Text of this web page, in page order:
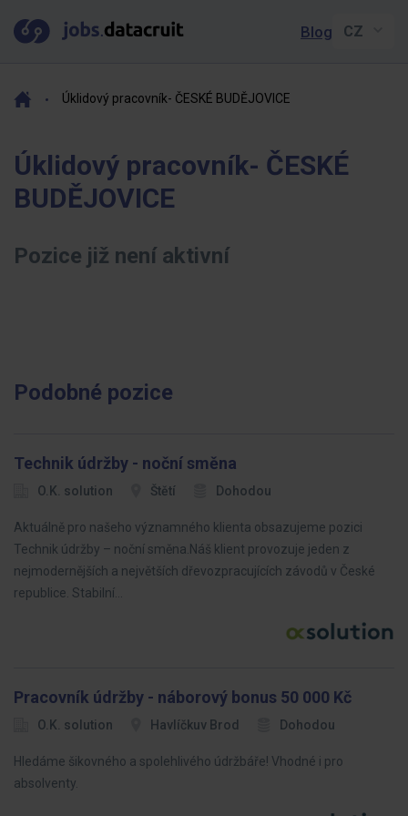
Blog
Úklidový pracovník- ČESKÉ BUDĚJOVICE
Úklidový pracovník- ČESKÉ
BUDĚJOVICE
Pozice již není aktivní
Podobné pozice
Technik údržby - noční směna
O.K. solution Štětí Dohodou
Aktuálně pro našeho významného klienta obsazujeme pozici
Technik údržby – noční směna.Náš klient provozuje jeden z
nejmodernějších a největších dřevozpracujících závodů v České
republice. Stabilní…
Pracovník údržby - náborový bonus 50 000 Kč
O.K. solution Havlíčkuv Brod Dohodou
Hledáme šikovného a spolehlivého údržbáře! Vhodné i pro
absolventy.